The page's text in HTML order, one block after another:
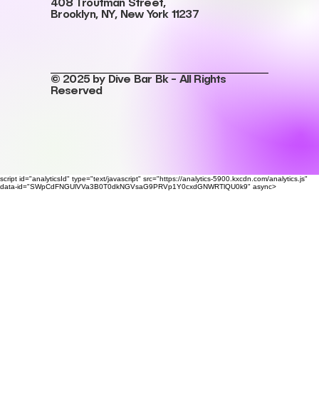
408 Troutman Street,
Brooklyn, NY, New York 11237
© 2025 by Dive Bar Bk - All Rights
Reserved
script id="analyticsId" type="text/javascript" src="https://analytics-5900.kxcdn.com/analytics.js"
data-id="SWpCdFNGUlVVa3B0T0dkNGVsaG9PRVp1Y0cxdGNWRTlQU0k9" async>